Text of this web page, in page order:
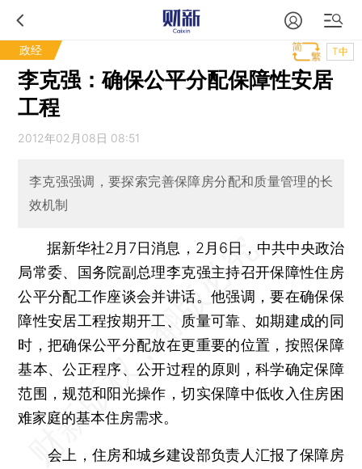
政经 T中
李克强：确保公平分配保障性安居
工程
2012年02月08日 08:51
李克强强调，要探索完善保障房分配和质量管理的长
效机制
据新华社2月7日消息，2月6日，中共中央政治
局常委、国务院副总理李克强主持召开保障性住房
公平分配工作座谈会并讲话。他强调，要在确保保
障性安居工程按期开工、质量可靠、如期建成的同
时，把确保公平分配放在更重要的位置，按照保障
基本、公正程序、公开过程的原则，科学确定保障
范围，规范和阳光操作，切实保障中低收入住房困
难家庭的基本住房需求。
会上，住房和城乡建设部负责人汇报了保障房